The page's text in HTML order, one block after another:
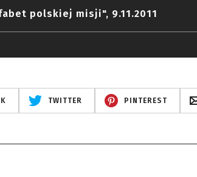
polskiej misji", 9.11.2011
TWITTER PINTEREST